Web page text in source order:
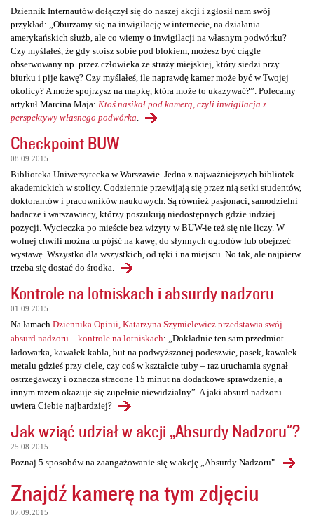
Dziennik Internautów dołączył się do naszej akcji i zgłosił nam swój
przykład: „Oburzamy się na inwigilację w internecie, na działania
amerykańskich służb, ale co wiemy o inwigilacji na własnym podwórku?
Czy myślałeś, że gdy stoisz sobie pod blokiem, możesz być ciągle
obserwowany np. przez człowieka ze straży miejskiej, który siedzi przy
biurku i pije kawę? Czy myślałeś, ile naprawdę kamer może być w Twojej
okolicy? A może spojrzysz na mapkę, która może to ukazywać?”. Polecamy
artykuł Marcina Maja: Ktoś nasikał pod kamerą, czyli inwigilacja z
perspektywy własnego podwórka
Checkpoint BUW
08.09.2015
Biblioteka Uniwersytecka w Warszawie. Jedna z najważniejszych bibliotek
akademickich w stolicy. Codziennie przewijają się przez nią setki studentów,
doktorantów i pracowników naukowych. Są również pasjonaci, samodzielni
badacze i warszawiacy, którzy poszukują niedostępnych gdzie indziej
pozycji. Wycieczka po mieście bez wizyty w BUW-ie też się nie liczy. W
wolnej chwili można tu pójść na kawę, do słynnych ogrodów lub obejrzeć
wystawę. Wszystko dla wszystkich, od ręki i na miejscu. No tak, ale najpierw
trzeba się dostać do środka.
Kontrole na lotniskach i absurdy nadzoru
01.09.2015
Na łamach Dziennika Opinii, Katarzyna Szymielewicz przedstawia swój
absurd nadzoru – kontrole na lotniskach: „Dokładnie ten sam przedmiot –
ładowarka, kawałek kabla, but na podwyższonej podeszwie, pasek, kawałek
metalu gdzieś przy ciele, czy coś w kształcie tuby – raz uruchamia sygnał
ostrzegawczy i oznacza stracone 15 minut na dodatkowe sprawdzenie, a
innym razem okazuje się zupełnie niewidzialny”. A jaki absurd nadzoru
uwiera Ciebie najbardziej?
Jak wziąć udział w akcji „Absurdy Nadzoru"?
25.08.2015
Poznaj 5 sposobów na zaangażowanie się w akcję „Absurdy Nadzoru".
Znajdź kamerę na tym zdjęciu
07.09.2015